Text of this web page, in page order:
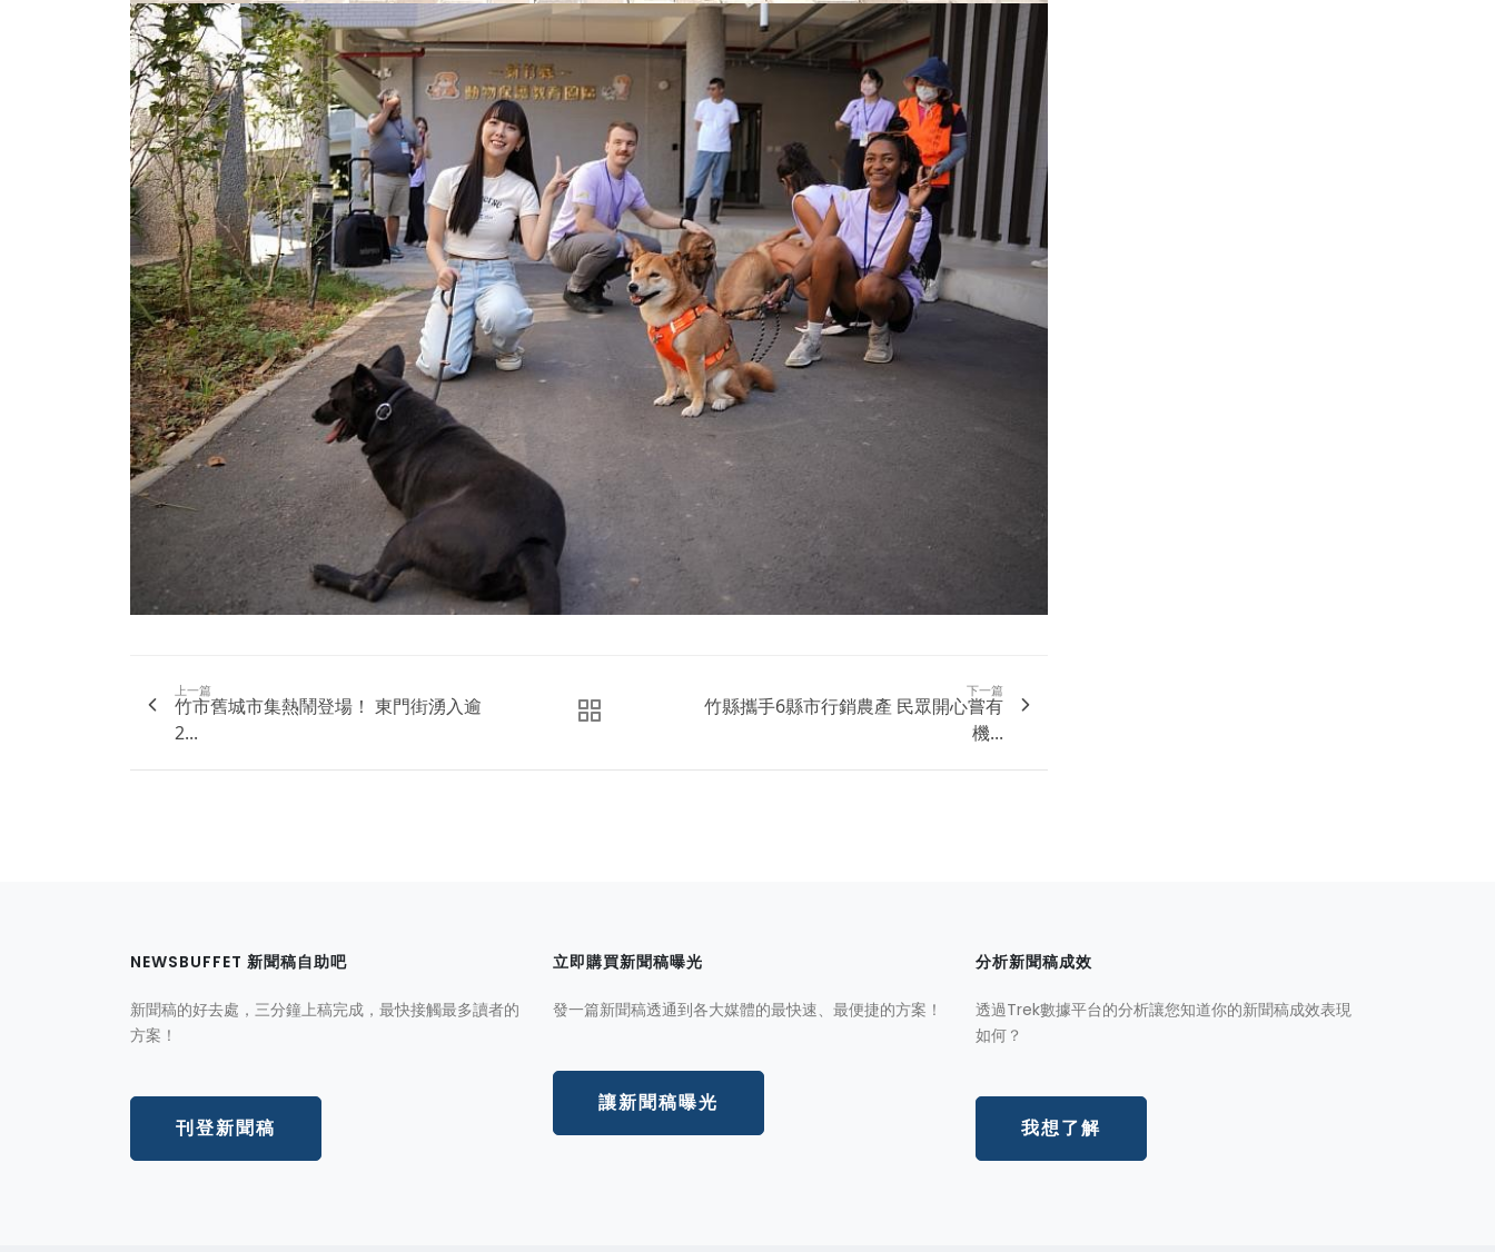
上一篇
竹市舊城市集熱鬧登場！ 東門街湧入逾
2...
下一篇
竹縣攜手6縣市行銷農產 民眾開心嘗有
機...
NEWSBUFFET 新聞稿自助吧
新聞稿的好去處，三分鐘上稿完成，最快接觸最多讀者的
方案！
刊登新聞稿
立即購買新聞稿曝光
發一篇新聞稿透通到各大媒體的最快速、最便捷的方案！
讓新聞稿曝光
分析新聞稿成效
透過Trek數據平台的分析讓您知道你的新聞稿成效表現
如何？
我想了解